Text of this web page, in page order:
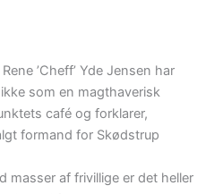
’Cheff’ Yde Jensen har
som en magthaverisk
café og forklarer,
formand for Skødstrup
masser af frivillige er det heller